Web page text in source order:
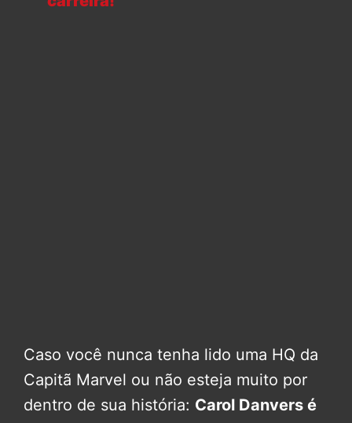
Caso você nunca tenha lido uma HQ da
Capitã Marvel ou não esteja muito por
dentro de sua história: Carol Danvers é